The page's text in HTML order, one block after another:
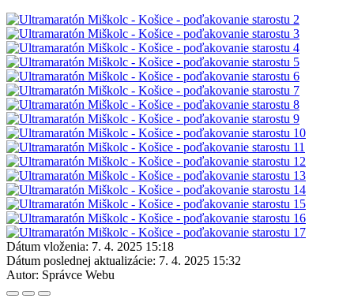
Dátum vloženia: 7. 4. 2025 15:18
Dátum poslednej aktualizácie: 7. 4. 2025 15:32
Autor: Správce Webu